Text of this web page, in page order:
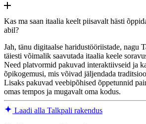
Kas ma saan itaalia keelt piisavalt hästi
abil?
Jah, tänu digitaalse haridustööriistade, nagu
täiesti võimalik saavutada itaalia keele
Need platvormid pakuvad interaktiivseid ja
õpikogemusi, mis võivad jäljendada
Lisaks pakuvad veebipõhised õppetunnid
omas tempos ja mugavalt oma kodus.
Laadi alla Talkpali rakendus